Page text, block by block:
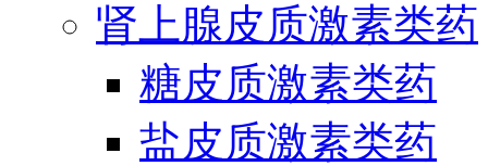
肾上腺皮质激素类药
糖皮质激素类药
盐皮质激素类药